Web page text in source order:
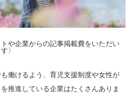
トや企業からの記事掲載費をいただい
〉
働けるよう、育児支援制度や女性が
推進している企業はたくさんありま